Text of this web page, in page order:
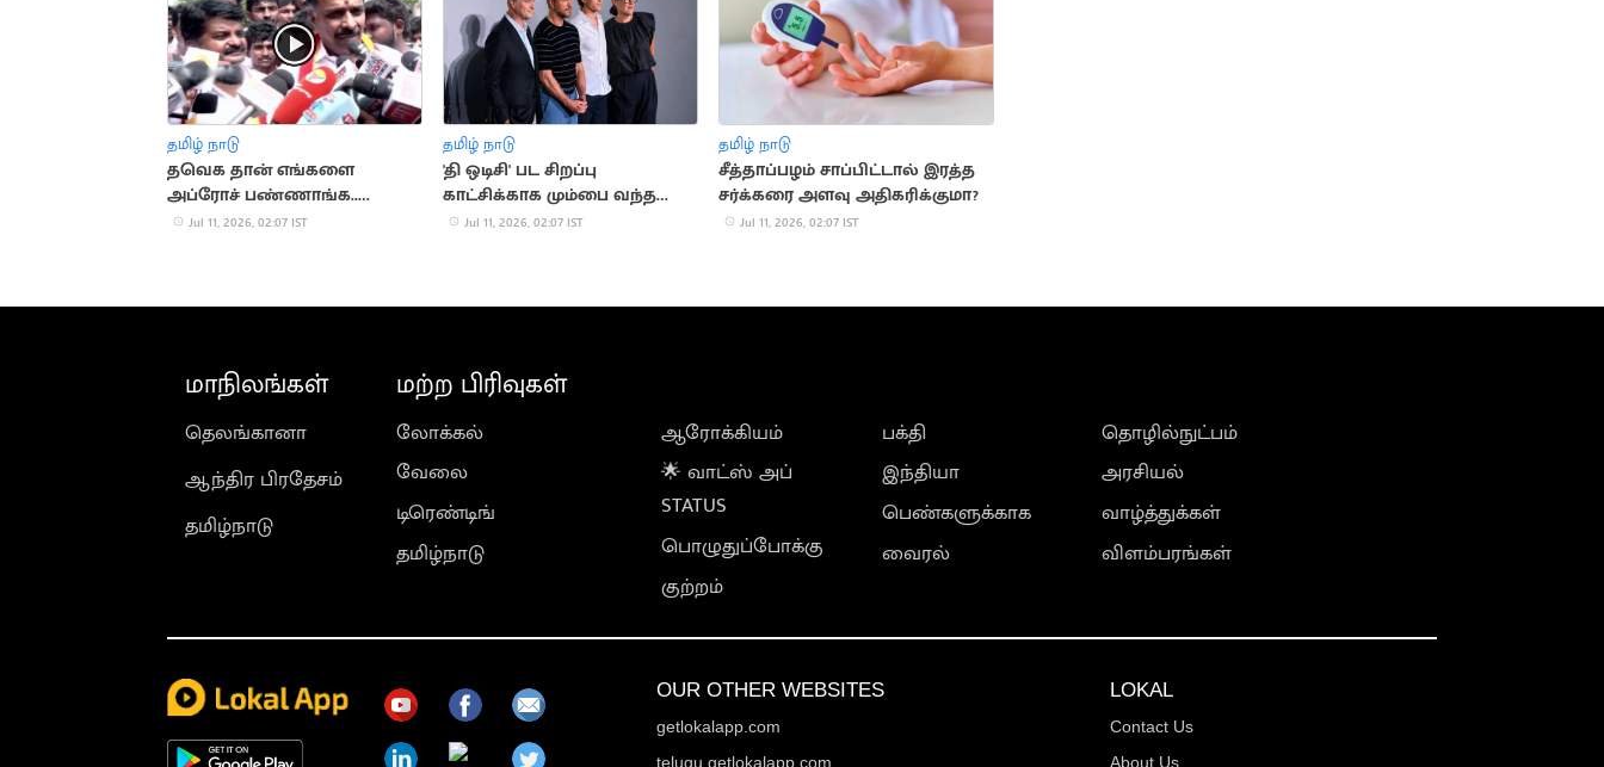
தமிழ் நாடு
தவெக தான் எங்களை
அப்ரோச் பண்ணாங்க..
M.R.விஜயபாஸ்கர் பரபரப்பு
Jul 11, 2026, 02:07 IST
தமிழ் நாடு
'தி ஒடிசி' பட சிறப்பு
காட்சிக்காக மும்பை வந்த
நோலன்
Jul 11, 2026, 02:07 IST
தமிழ் நாடு
சீத்தாப்பழம் சாப்பிட்டால் இரத்த
சர்க்கரை அளவு அதிகரிக்குமா?
Jul 11, 2026, 02:07 IST
மாநிலங்கள்
தெலங்கானா
ஆந்திர பிரதேசம்
தமிழ்நாடு
மற்ற பிரிவுகள்
லோக்கல்
வேலை
டிரெண்டிங்
தமிழ்நாடு
ஆரோக்கியம்
🌟 வாட்ஸ் அப்
STATUS
பொழுதுப்போக்கு
குற்றம்
பக்தி
இந்தியா
பெண்களுக்காக
வைரல்
தொழில்நுட்பம்
அரசியல்
வாழ்த்துக்கள்
விளம்பரங்கள்
OUR OTHER WEBSITES
getlokalapp.com
telugu.getlokalapp.com
LOKAL
Contact Us
About Us